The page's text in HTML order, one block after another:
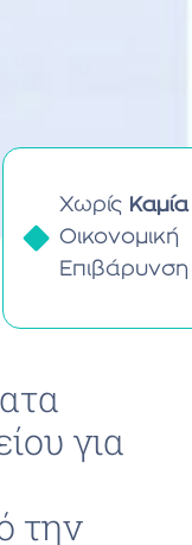
Χωρίς Καμία
Οικονομική
Επιβάρυνση
για
την